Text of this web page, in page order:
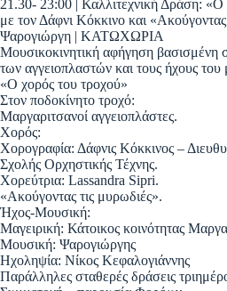
21.30- 23:00 | Καλλιτεχνική Δράση: «Ο
με τον Δάφνι Κόκκινο και
Ψαρογιώργη | ΚΑΤΩΧΩΡΙΑ
Μουσικοκινητική αφήγηση βασισμένη
των αγγειοπλαστών και τους ήχους του
«Ο χορός του τροχού»
Στον ποδοκίνητο τροχό:
Μαργαριτσανοί αγγειοπλάστες.
Χορός:
Χορογραφία: Δάφνις Κόκκινος –
Σχολής Ορχηστικής Τέχνης.
Χορεύτρια: Lassandra Sipri.
«Ακούγοντας τις μυρωδιές».
Ήχος-Μουσική:
Μαγειρική: Κάτοικος κοινότητας
Μουσική: Ψαρογιώργης
Ηχοληψία: Νίκος Κεφαλογιάννης
Παράλληλες σταθερές δράσεις